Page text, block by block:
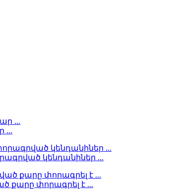
...
կենդանիներ ...
քարը փորագրել է ...